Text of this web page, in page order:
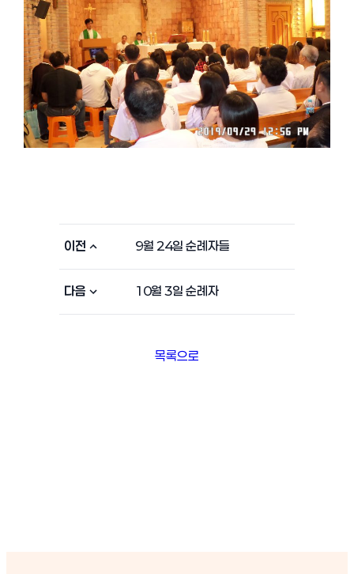
이전 9월 24일 순례자들
다음 10월 3일 순례자
목록으로